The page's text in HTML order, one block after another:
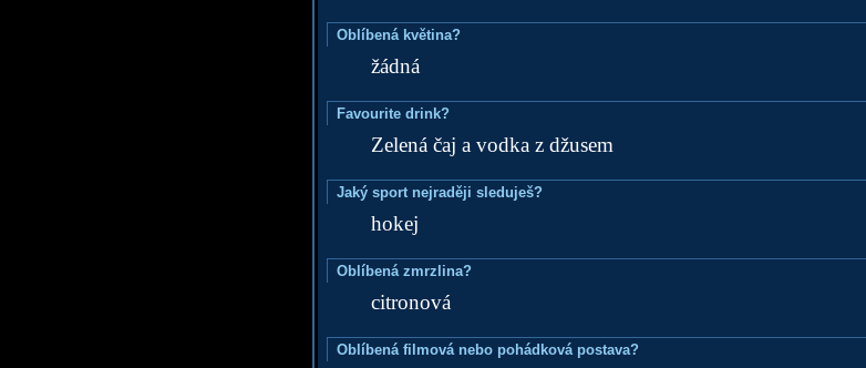
Oblíbená květina?
žádná
Favourite drink?
Zelená čaj a vodka z džusem
Jaký sport nejraději sleduješ?
hokej
Oblíbená zmrzlina?
citronová
Oblíbená filmová nebo pohádková postava?